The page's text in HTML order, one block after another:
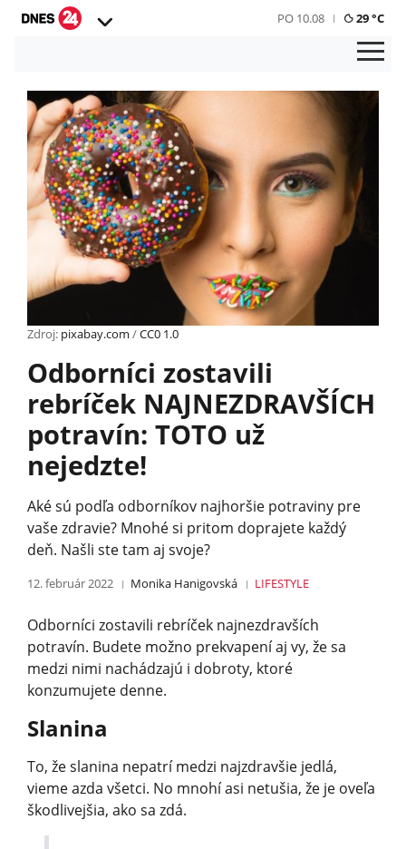
PO 10.08 29 °C
Zdroj: pixabay.com /CC0 1.0
Odborníci zostavili
rebríček NAJNEZDRAVŠÍCH
potravín: TOTO už
nejedzte!
Aké sú podľa odborníkov najhoršie potraviny pre
vaše zdravie? Mnohé si pritom doprajete každý
deň. Našli ste tam aj svoje?
12. február 2022 Monika Hanigovská LIFESTYLE
Odborníci zostavili rebríček najnezdravších
potravín. Budete možno prekvapení aj vy, že sa
medzi nimi nachádzajú i dobroty, ktoré
konzumujete denne.
Slanina
To, že slanina nepatrí medzi najzdravšie jedlá,
vieme azda všetci. No mnohí asi netušia, že je oveľa
škodlivejšia, ako sa zdá.